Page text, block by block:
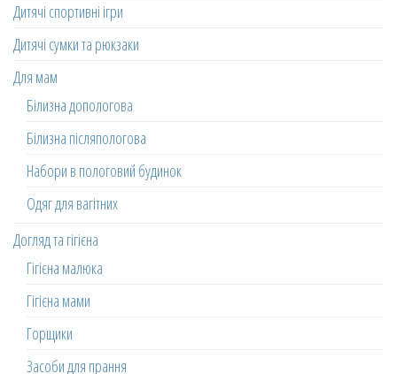
Дитячі спортивні ігри
Дитячі сумки та рюкзаки
Для мам
Білизна допологова
Білизна післяпологова
Набори в пологовий будинок
Одяг для вагітних
Догляд та гігієна
Гігієна малюка
Гігієна мами
Горщики
Засоби для прання